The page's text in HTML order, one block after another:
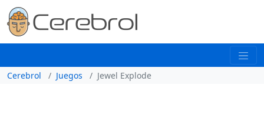
Cerebrol Juegos Jewel Explode